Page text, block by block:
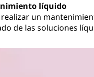
líquido
un
de las soluciones